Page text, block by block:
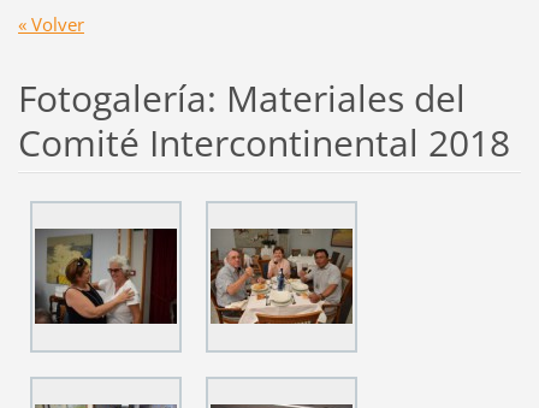
« Volver
Fotogalería: Materiales del
Comité Intercontinental 2018